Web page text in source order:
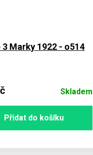
Marky 1922 - o514
Skladem
Přidat do košíku